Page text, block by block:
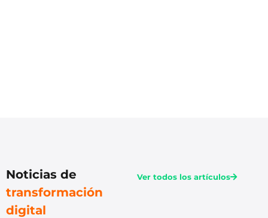
Noticias de
transformación
digital
Ver todos los artículos